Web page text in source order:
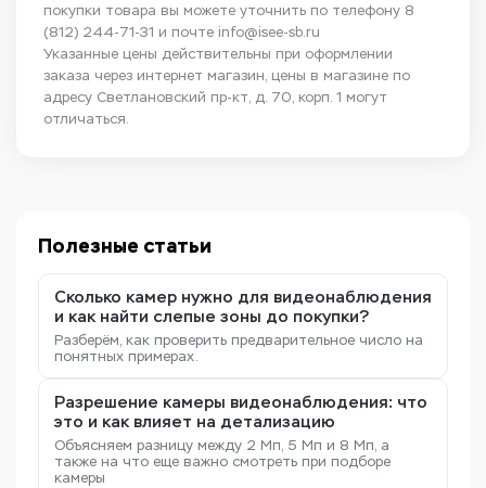
покупки товара вы можете уточнить по телефону 8
(812) 244-71-31 и почте info@isee-sb.ru
Указанные цены действительны при оформлении
заказа через интернет магазин, цены в магазине по
адресу Светлановский пр-кт, д. 70, корп. 1 могут
отличаться.
Полезные статьи
Сколько камер нужно для видеонаблюдения
и как найти слепые зоны до покупки?
Разберём, как проверить предварительное число на
понятных примерах.
Разрешение камеры видеонаблюдения: что
это и как влияет на детализацию
Объясняем разницу между 2 Мп, 5 Мп и 8 Мп, а
также на что еще важно смотреть при подборе
камеры